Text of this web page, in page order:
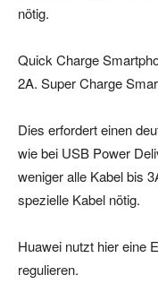
nötig.
Quick Charge
2A. Super Charge
Dies erfordert einen
wie bei USB Power
weniger alle Kabel bis
spezielle Kabel nötig.
Huawei nutzt hier eine
regulieren.